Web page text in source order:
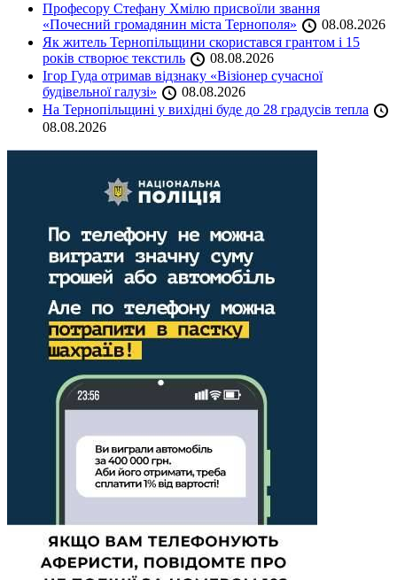
Професору Стефану Хмілю присвоїли звання
«Почесний громадянин міста Тернополя»
08.08.2026
Як житель Тернопільщини скористався грантом і 15
років створює текстиль
08.08.2026
Ігор Гуда отримав відзнаку «Візіонер сучасної
будівельної галузі»
08.08.2026
На Тернопільщині у вихідні буде до 28 градусів тепла
08.08.2026